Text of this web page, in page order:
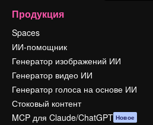
Продукция
Spaces
ИИ-помощник
Генератор изображений ИИ
Генератор видео ИИ
Генератор голоса на основе ИИ
Стоковый контент
MCP для Claude/ChatGPT Новое